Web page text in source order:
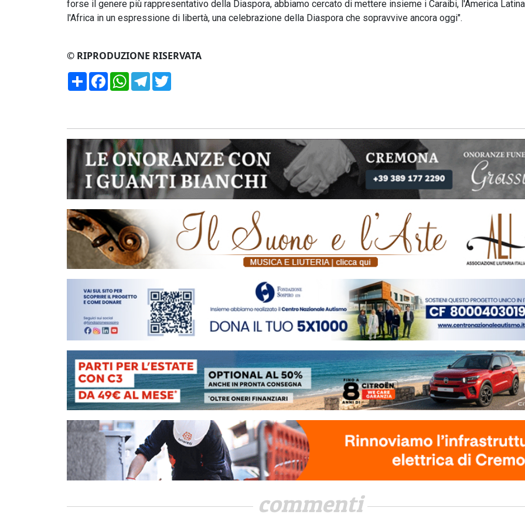
forse il genere più rappresentativo della Diaspora, abbiamo cercato di mettere insieme i Caraibi, l'America
l'Africa in un espressione di libertà, una celebrazione della Diaspora che sopravvive ancora oggi".
© RIPRODUZIONE RISERVATA
CondividiFacebookWhatsApp
Telegram
commenti